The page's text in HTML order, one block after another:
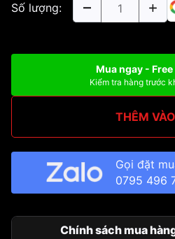
Số lượng:
Mua ngay -
Kiểm tra hàng trước
THÊM
Gọi đặt
0795 496
Chính sách mua